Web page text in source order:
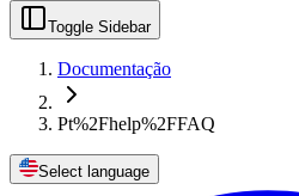
Toggle Sidebar
Documentação
Pt%2Fhelp%2FFAQ
Select language